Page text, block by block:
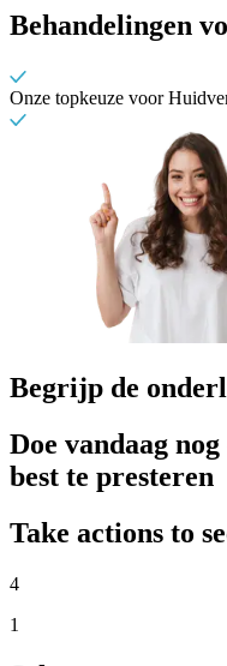
Behandelingen
Onze topkeuze voor
Begrijp de
Doe vandaag
best te presteren
Take actions to
4
1